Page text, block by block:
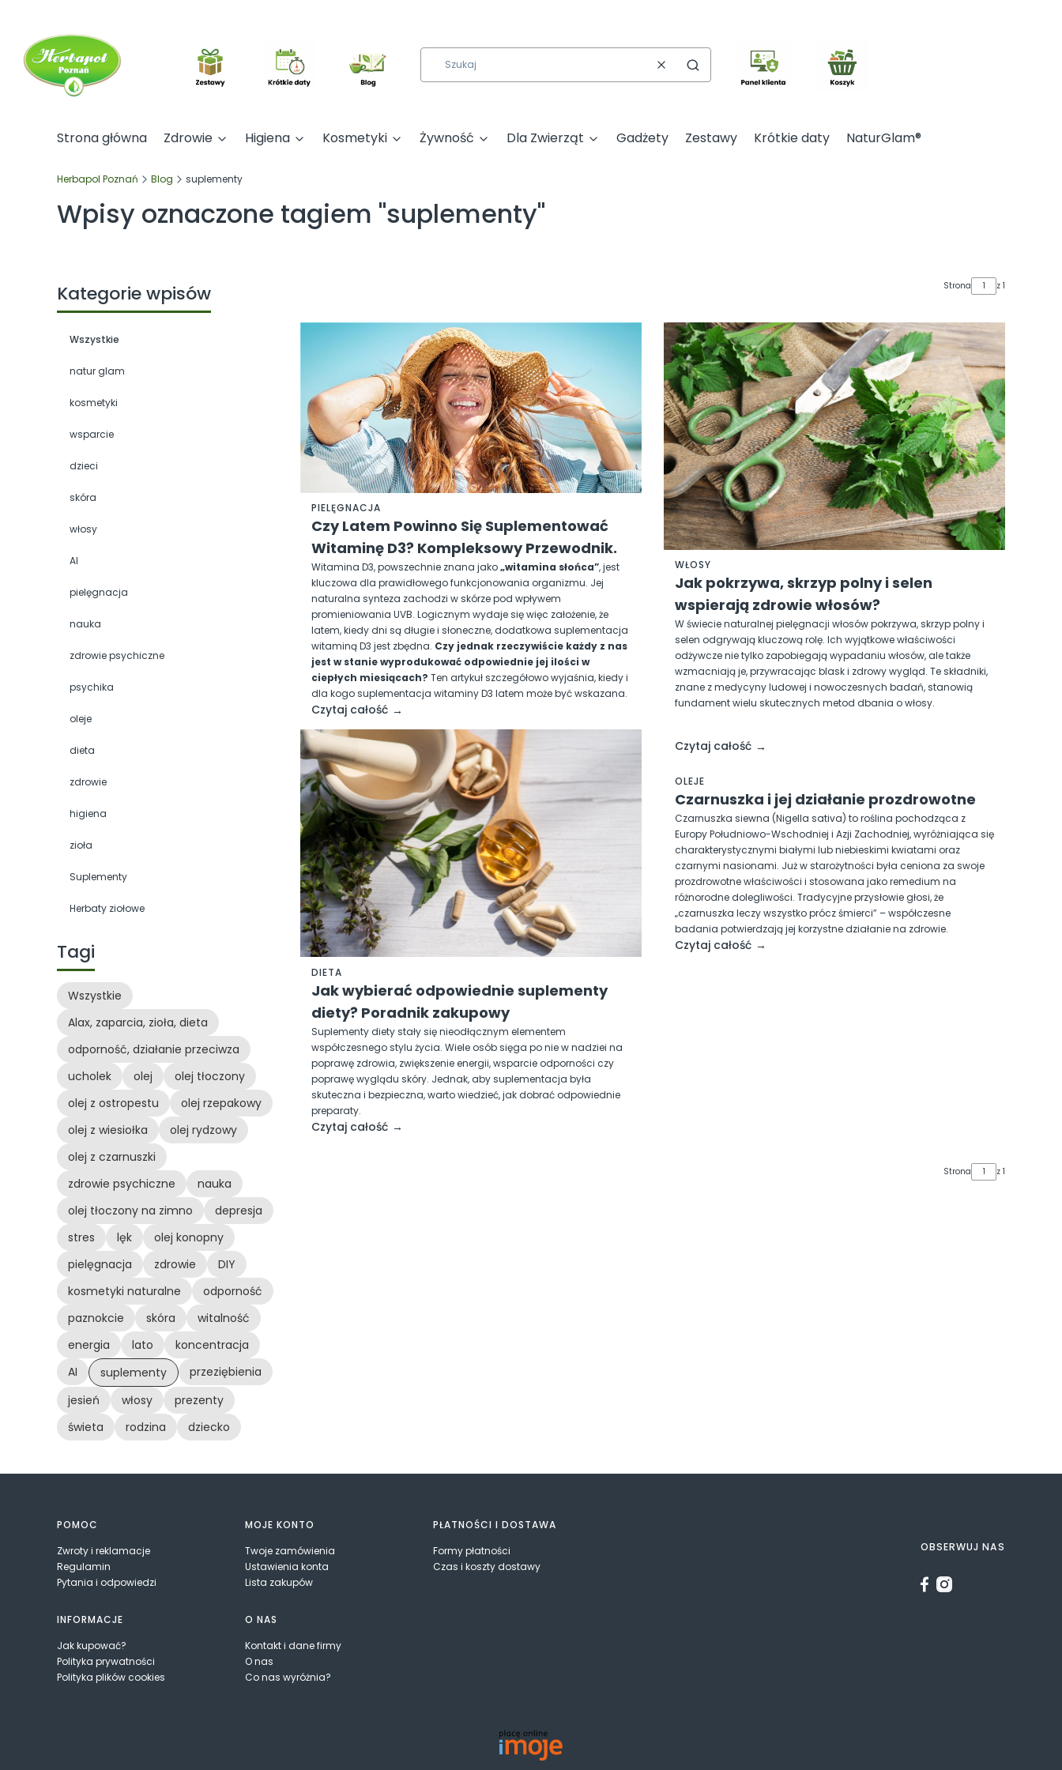
WyczyśćSzukaj
Strona główna Zdrowie Higiena Kosmetyki Żywność Dla Zwierząt Gadżety Zestawy Krótkie daty NaturGlam®
Herbapol Poznań Blog suplementy
Wpisy oznaczone tagiem "suplementy"
Kategorie wpisów
Wszystkie
natur glam
kosmetyki
wsparcie
dzieci
skóra
włosy
AI
pielęgnacja
nauka
zdrowie psychiczne
psychika
oleje
dieta
zdrowie
higiena
zioła
Suplementy
Herbaty ziołowe
Tagi
Wszystkie
Alax, zaparcia, zioła, dieta
odporność, działanie przeciwza
ucholek
olej
olej tłoczony
olej z ostropestu
olej rzepakowy
olej z wiesiołka
olej rydzowy
olej z czarnuszki
zdrowie psychiczne
nauka
olej tłoczony na zimno
depresja
stres
lęk
olej konopny
pielęgnacja
zdrowie
DIY
kosmetyki naturalne
odporność
paznokcie
skóra
witalność
energia
lato
koncentracja
AI
suplementy
przeziębienia
jesień
włosy
prezenty
świeta
rodzina dziecko
Strona z 1
PIELĘGNACJA
Czy Latem Powinno Się Suplementować
Witaminę D3? Kompleksowy Przewodnik.
Witamina D3, powszechnie znana jako„witamina słońca”, jest
kluczowa dla prawidłowego funkcjonowania organizmu. Jej
naturalna synteza zachodzi w skórze pod wpływem
promieniowania UVB. Logicznym wydaje się więc założenie, że
latem, kiedy dni są długie i słoneczne, dodatkowa suplementacja
witaminą D3 jest zbędna. Czy jednak rzeczywiście każdy z nas
jest w stanie wyprodukować odpowiednie jej ilości w
ciepłych miesiącach? Ten artykuł szczegółowo wyjaśnia, kiedy i
dla kogo suplementacja witaminy D3 latem może być wskazana.
Czytaj całość
DIETA
Jak wybierać odpowiednie suplementy
diety? Poradnik zakupowy
Suplementy diety stały się nieodłącznym elementem
współczesnego stylu życia. Wiele osób sięga po nie w nadziei na
poprawę zdrowia, zwiększenie energii, wsparcie odporności czy
poprawę wyglądu skóry. Jednak, aby suplementacja była
skuteczna i bezpieczna, warto wiedzieć, jak dobrać odpowiednie
preparaty.
Czytaj całość
WŁOSY
Jak pokrzywa, skrzyp polny i selen
wspierają zdrowie włosów?
W świecie naturalnej pielęgnacji włosów pokrzywa, skrzyp polny i
selen odgrywają kluczową rolę. Ich wyjątkowe właściwości
odżywcze nie tylko zapobiegają wypadaniu włosów, ale także
wzmacniają je, przywracając blask i zdrowy wygląd. Te składniki,
znane z medycyny ludowej i nowoczesnych badań, stanowią
fundament wielu skutecznych metod dbania o włosy.
Czytaj całość
OLEJE
Czarnuszka i jej działanie prozdrowotne
Czarnuszka siewna (Nigella sativa) to roślina pochodząca z
Europy Południowo-Wschodniej i Azji Zachodniej, wyróżniająca się
charakterystycznymi białymi lub niebieskimi kwiatami oraz
czarnymi nasionami. Już w starożytności była ceniona za swoje
prozdrowotne właściwości i stosowana jako remedium na
różnorodne dolegliwości. Tradycyjne przysłowie głosi, że
„czarnuszka leczy wszystko prócz śmierci” – współczesne
badania potwierdzają jej korzystne działanie na zdrowie.
Czytaj całość
Strona z 1
Linki w stopce
POMOC
Zwroty i reklamacje
Regulamin
Pytania i odpowiedzi
MOJE KONTO
Twoje zamówienia
Ustawienia konta
Lista zakupów
PŁATNOŚCI I DOSTAWA
Formy płatności
Czas i koszty dostawy
INFORMACJE
Jak kupować?
Polityka prywatności
Polityka plików cookies
O NAS
Kontakt i dane firmy
O nas
Co nas wyróżnia?
OBSERWUJ NAS